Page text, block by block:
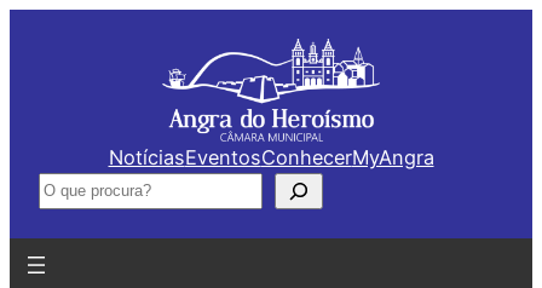
NotíciasEventosConhecerMyAngra
Pesquisar